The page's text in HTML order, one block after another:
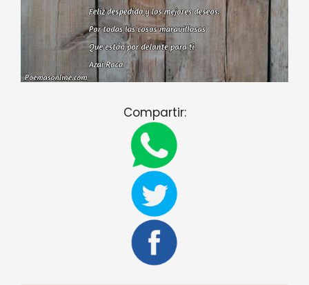
Compartir: